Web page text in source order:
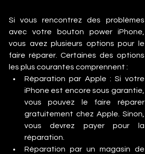
Si vous rencontrez des problèmes
avec votre bouton power iPhone,
vous avez plusieurs options pour le
faire réparer. Certaines des options
les plus courantes comprennent :
Réparation par Apple : Si votre
iPhone est encore sous garantie,
vous pouvez le faire réparer
gratuitement chez Apple. Sinon,
vous devrez payer pour la
réparation.
Réparation par un magasin de